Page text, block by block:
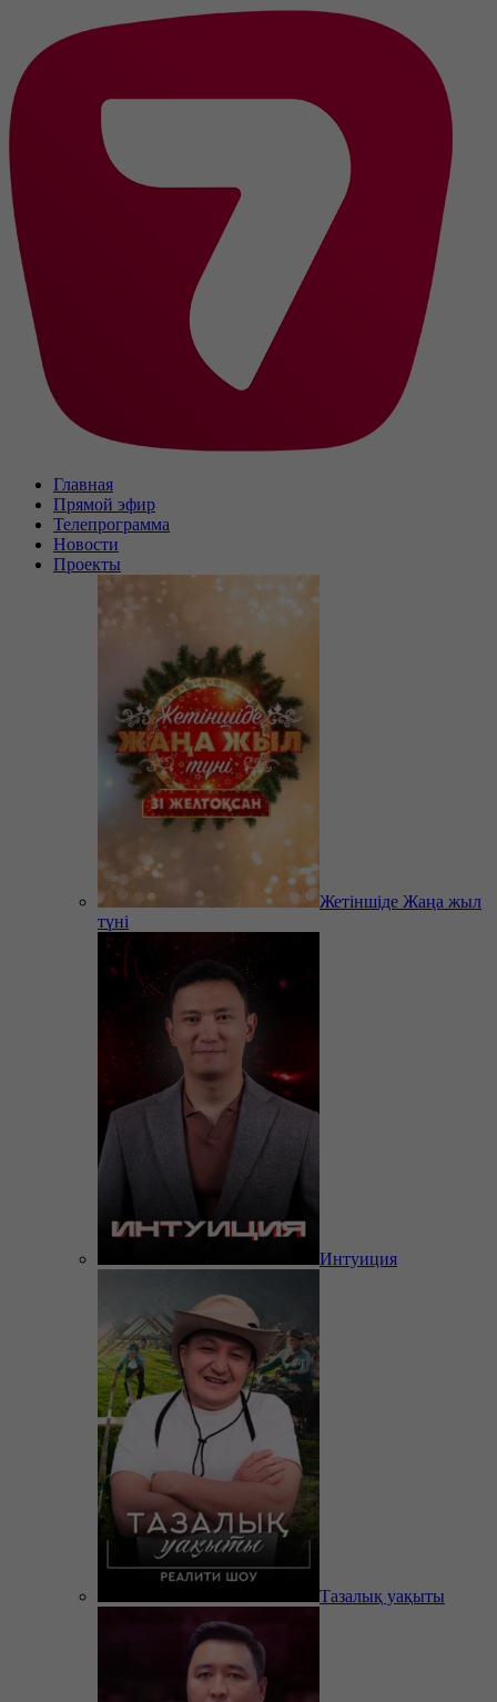
Главная
Прямой эфир
Телепрограмма
Новости
Проекты
Жетіншіде Жаңа жыл
түні
Интуиция
Тазалық уақыты